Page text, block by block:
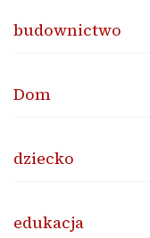
budownictwo
Dom
dziecko
edukacja